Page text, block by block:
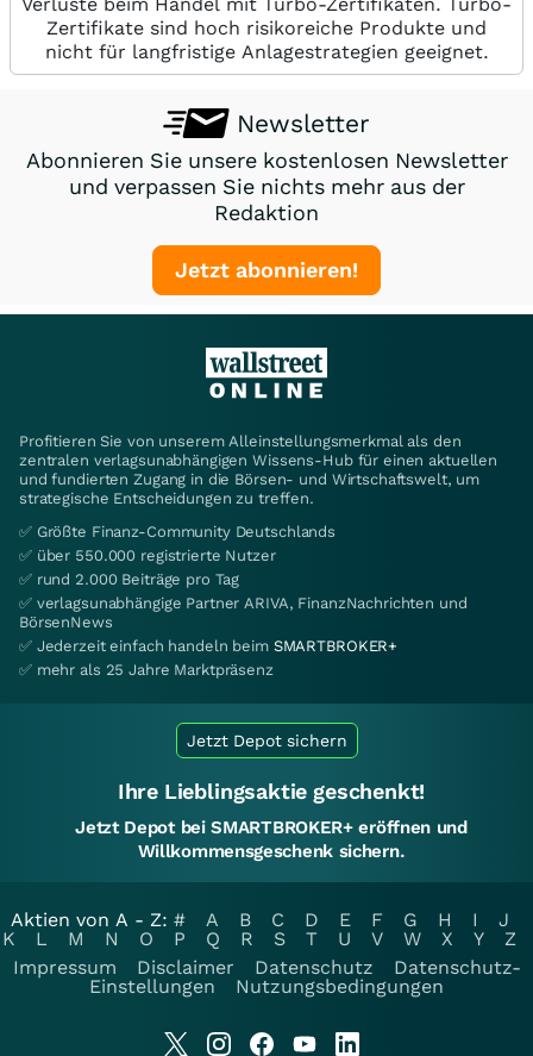
Zertifikate sind hoch risikoreiche Produkte und
nicht für langfristige Anlagestrategien geeignet.
Newsletter
Abonnieren Sie unsere kostenlosen Newsletter
und verpassen Sie nichts mehr aus der
Redaktion
Jetzt abonnieren!
Profitieren Sie von unserem Alleinstellungsmerkmal als den
zentralen verlagsunabhängigen Wissens-Hub für einen aktuellen
und fundierten Zugang in die Börsen- und Wirtschaftswelt, um
strategische Entscheidungen zu treffen.
✅ Größte Finanz-Community Deutschlands
✅ über 550.000 registrierte Nutzer
✅ rund 2.000 Beiträge pro Tag
✅ verlagsunabhängige Partner ARIVA, FinanzNachrichten und
BörsenNews
✅ Jederzeit einfach handeln beim SMARTBROKER+
✅ mehr als 25 Jahre Marktpräsenz
Jetzt Depot sichern
Ihre Lieblingsaktie geschenkt!
Jetzt Depot bei SMARTBROKER+ eröffnen und
Willkommensgeschenk sichern.
Aktien von A - Z: # A B C D E F G H I
J
K
L M N O P Q R S T U V W X Y
Z
Impressum
Disclaimer Datenschutz
Datenschutz-
Einstellungen
Nutzungsbedingungen